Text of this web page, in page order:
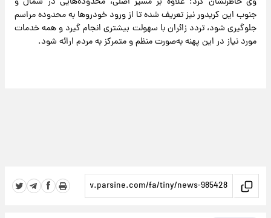
جنوب این کریدور نیز تعریف شده تا از ورود خودروها به محدوده مراسم
جلوگیری شود، تردد زائران با سهولت بیشتری انجام گیرد و همه خدمات
مورد نیاز در این پهنه به‌صورت منظم و متمرکز به مردم ارائه شود.